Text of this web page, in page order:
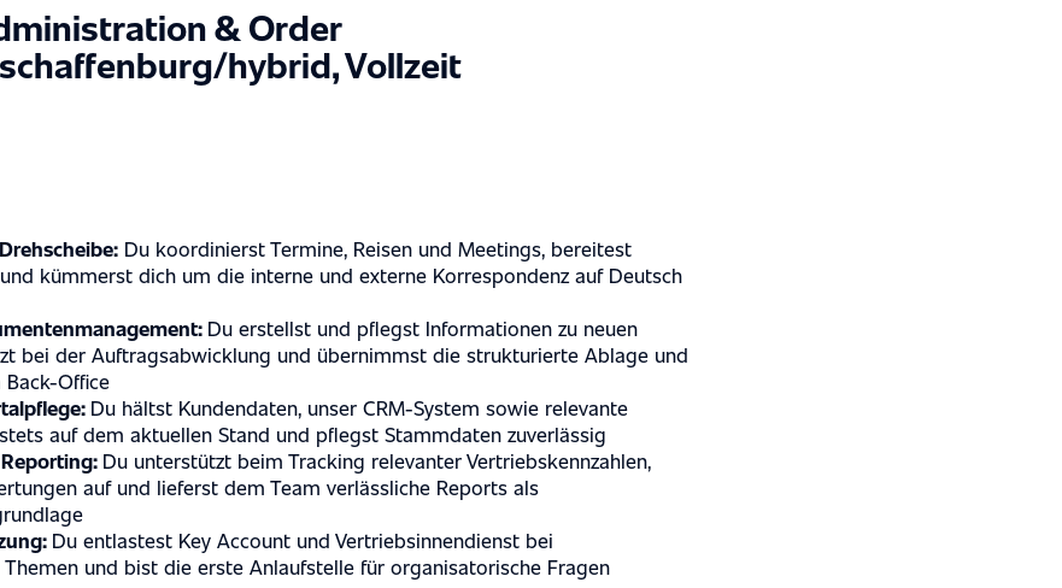
& Order
hybrid, Vollzeit
Du koordinierst Termine, Reisen und Meetings, bereitest
kümmerst dich um die interne und externe Korrespondenz auf Deutsch
Du erstellst und pflegst Informationen zu neuen
bei der Auftragsabwicklung und übernimmst die strukturierte Ablage und
Office
Du hältst Kundendaten, unser CRM-System sowie relevante
auf dem aktuellen Stand und pflegst Stammdaten zuverlässig
Du unterstützt beim Tracking relevanter Vertriebskennzahlen,
auf und lieferst dem Team verlässliche Reports als
Du entlastest Key Account und Vertriebsinnendienst bei
und bist die erste Anlaufstelle für organisatorische Fragen